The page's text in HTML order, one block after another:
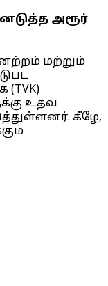
அரூர்
மற்றும்
உதவ
கீழே,